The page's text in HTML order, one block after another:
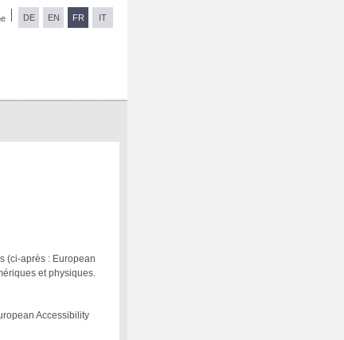
DE EN FR IT
(ci-après : European
et physiques.
Accessibility